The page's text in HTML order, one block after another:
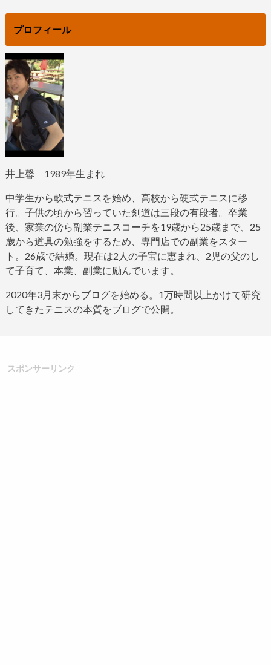
プロフィール
井上馨 1989年生まれ
中学生から軟式テニスを始め、高校から硬式テニスに移
行。子供の頃から習っていた剣道は三段の有段者。 卒業
後、家業の傍ら副業テニスコーチを19歳から25歳まで、 25
歳から道具の勉強をするため、専門店での副業をスター
ト。 26歳で結婚。現在は2 人の子宝に恵まれ、 2 児の父のし
て子育て、本業、副業に励んでいます。
2020年3月末からブログを始める。 1万時間以上かけて研究
してきたテニスの本質をブログで公開。
スポンサーリンク